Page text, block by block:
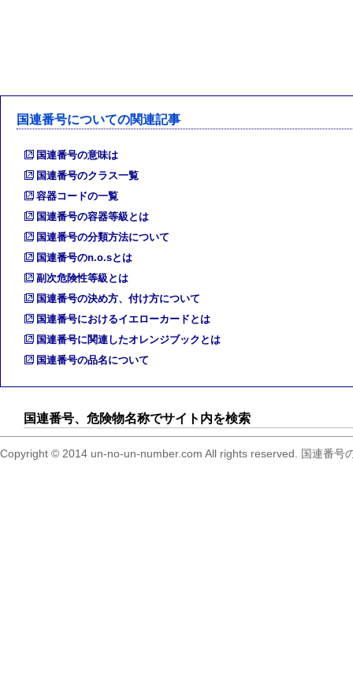
国連番号についての関連記事
国連番号の意味は
国連番号のクラス一覧
容器コードの一覧
国連番号の容器等級とは
国連番号の分類方法について
国連番号のn.o.sとは
副次危険性等級とは
国連番号の決め方、付け方について
国連番号におけるイエローカードとは
国連番号に関連したオレンジブックとは
国連番号の品名について
国連番号、危険物名称でサイト内を検索
Copyright © 2014 un-no-un-number.com All rights reserved. 国連番号